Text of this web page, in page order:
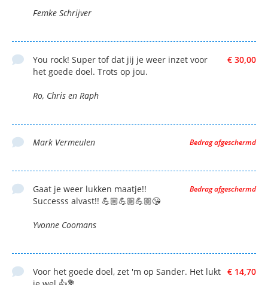
Femke Schrijver
€ 30,00
You rock! Super tof dat jij je weer inzet voor
het goede doel. Trots op jou.
Ro, Chris en Raph
Bedrag afgeschermd
Mark Vermeulen
Bedrag afgeschermd
Gaat je weer lukken maatje!!
Successs alvast!! 💪🏼💪🏼💪🏼😘
Yvonne Coomans
€ 14,70
Voor het goede doel, zet 'm op Sander. Het lukt